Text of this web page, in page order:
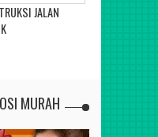
JALAN
MURAH